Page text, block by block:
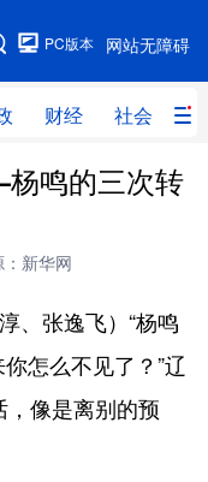
网站无障碍
PC版本
财经 社会 科
人事
无人机
鸣的三次转
新华网
张逸飞）“杨鸣
怎么不见了？”辽
像是离别的预